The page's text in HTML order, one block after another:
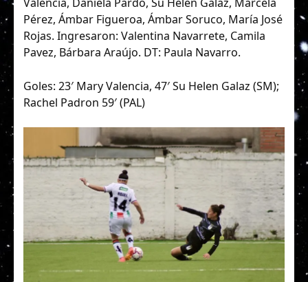
Valencia, Daniela Pardo, Su Helen Galaz, Marcela
Pérez, Ámbar Figueroa, Ámbar Soruco, María José
Rojas. Ingresaron: Valentina Navarrete, Camila
Pavez, Bárbara Araújo. DT: Paula Navarro.
Goles: 23′ Mary Valencia, 47′ Su Helen Galaz (SM);
Rachel Padron 59′ (PAL)